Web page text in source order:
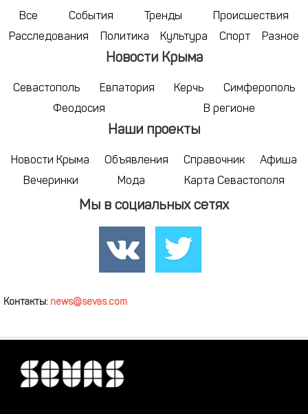
Все События Тренды
Происшествия
Расследования
Политика Культура Спорт Разное
Новости Крыма
Севастополь Евпатория Керчь
Симферополь
Феодосия
В регионе
Наши проекты
Новости Крыма Объявления Справочник
Афиша
Вечеринки
Мода Карта Севастополя
Мы в социальных сетях
Контакты: news@sevas.com